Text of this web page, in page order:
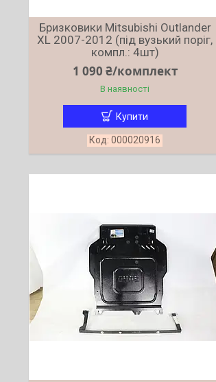
Бризковики Mitsubishi Outlander
XL 2007-2012 (під вузький поріг,
компл.: 4шт)
1 090 ₴/комплект
В наявності
Купити
000020916